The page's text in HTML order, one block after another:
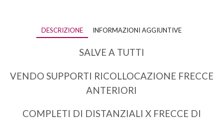
DESCRIZIONE INFORMAZIONI AGGIUNTIVE
SALVE A TUTTI
VENDO SUPPORTI RICOLLOCAZIONE FRECCE
ANTERIORI
COMPLETI DI DISTANZIALI X FRECCE DI